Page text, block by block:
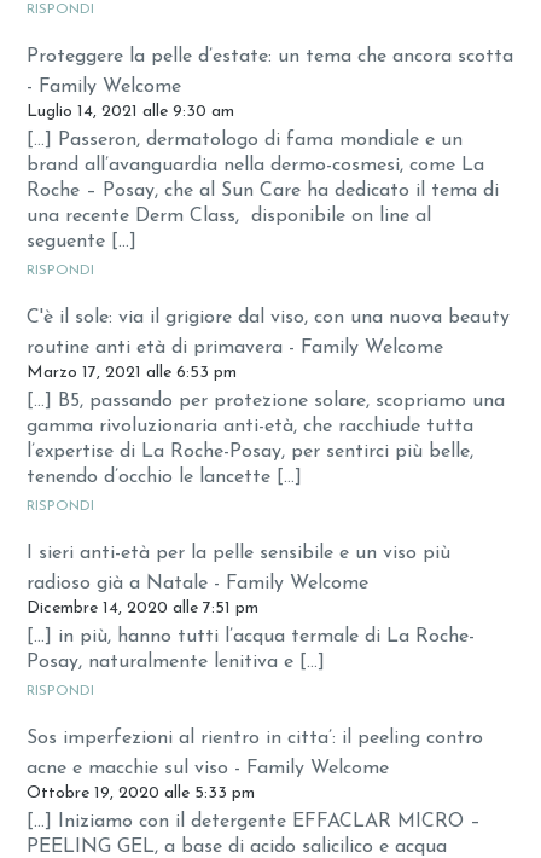
RISPONDI
Proteggere la pelle d’estate: un tema che ancora scotta
- Family Welcome
Luglio 14, 2021 alle 9:30 am
[…] Passeron, dermatologo di fama mondiale e un
brand all’avanguardia nella dermo-cosmesi, come La
Roche – Posay, che al Sun Care ha dedicato il tema di
una recente Derm Class, disponibile on line al
seguente […]
RISPONDI
C'è il sole: via il grigiore dal viso, con una nuova beauty
routine anti età di primavera - Family Welcome
Marzo 17, 2021 alle 6:53 pm
[…] B5, passando per protezione solare, scopriamo una
gamma rivoluzionaria anti-età, che racchiude tutta
l’expertise di La Roche-Posay, per sentirci più belle,
tenendo d’occhio le lancette […]
RISPONDI
I sieri anti-età per la pelle sensibile e un viso più
radioso già a Natale - Family Welcome
Dicembre 14, 2020 alle 7:51 pm
[…] in più, hanno tutti l’acqua termale di La Roche-
Posay, naturalmente lenitiva e […]
RISPONDI
Sos imperfezioni al rientro in citta’: il peeling contro
acne e macchie sul viso - Family Welcome
Ottobre 19, 2020 alle 5:33 pm
[…] Iniziamo con il detergente EFFACLAR MICRO –
PEELING GEL, a base di acido salicilico e acqua